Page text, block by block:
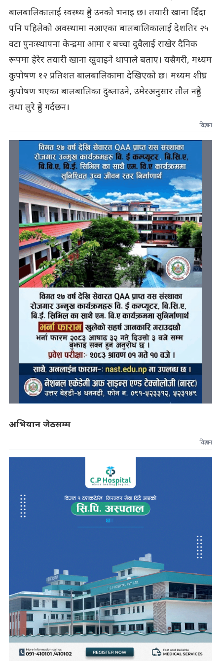
बालबालिकालाई स्वस्थ्य हुने उनको भनाइ छ। तयारी खाना दिँदा
पनि पहिलेको अवस्थामा नआएका बालबालिकालाई देशतिर २५
वटा पुनःस्थापना केन्द्रमा आमा र बच्चा दुवैलाई राखेर दैनिक
रूपमा हेरेर तयारी खाना खुवाइने थापाले बताए। यसैगरी, मध्यम
कुपोषण १२ प्रतिशत बालबालिकामा देखिएको छ। मध्यम शीघ्र
कुपोषण भएका बालबालिका दुब्लाउने, उमेरअनुसार तौल नहुने
तथा लुरे हुने गर्दछन।
विज्ञापन
अभियान जेठसम्म
विज्ञापन